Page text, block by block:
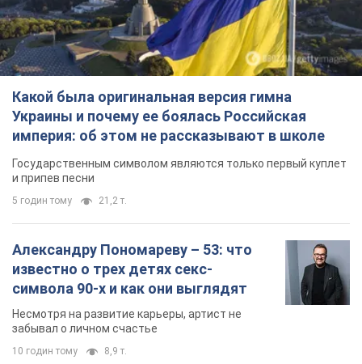
Какой была оригинальная версия гимна
Украины и почему ее боялась Российская
империя: об этом не рассказывают в школе
Государственным символом являются только первый куплет
и припев песни
5 годин тому 21,2 т.
Александру Пономареву – 53: что
известно о трех детях секс-
символа 90-х и как они выглядят
Несмотря на развитие карьеры, артист не
забывал о личном счастье
10 годин тому 8,9 т.